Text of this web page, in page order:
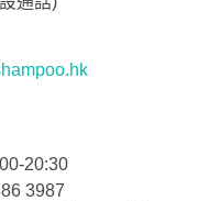
20:30
3987